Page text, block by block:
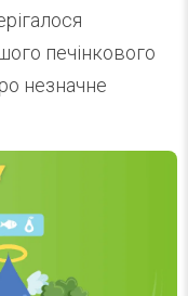
печінкового
незначне